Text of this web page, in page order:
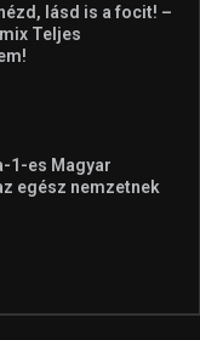
lásd is a focit! –
Teljes
1-es Magyar
egész nemzetnek